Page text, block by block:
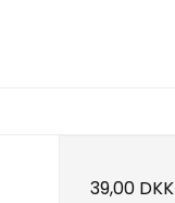
39,00 DKK